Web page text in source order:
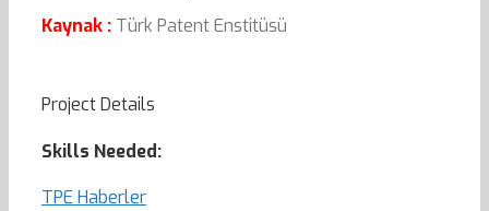
Kaynak : Türk Patent Enstitüsü
Project Details
Skills Needed:
TPE Haberler